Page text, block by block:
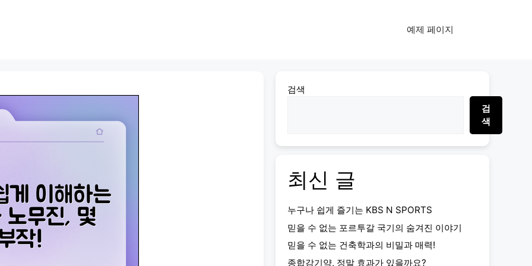
예제 페이지
검색
검
색
최신 글
누구나 쉽게 즐기는 KBS N SPORTS
믿을 수 없는 포르투갈 국기의 숨겨진 이야기
믿을 수 없는 건축학과의 비밀과 매력!
종합감기약, 정말 효과가 있을까요?